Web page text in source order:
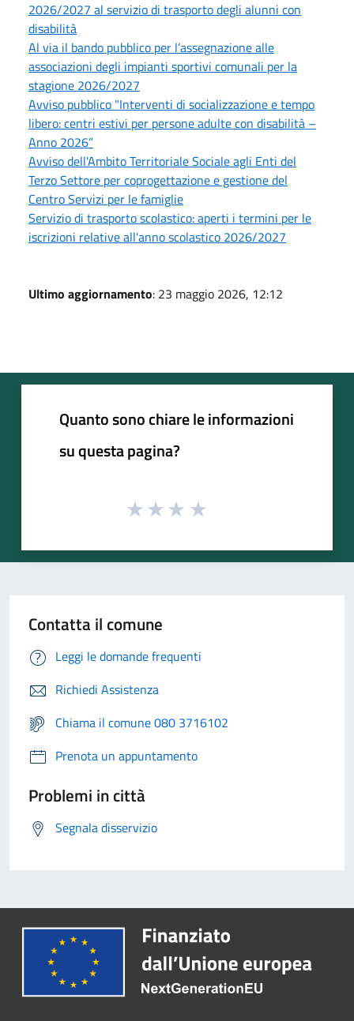
2026/2027 al servizio di trasporto degli alunni con
disabilità
Al via il bando pubblico per l’assegnazione alle
associazioni degli impianti sportivi comunali per la
stagione 2026/2027
Avviso pubblico "Interventi di socializzazione e tempo
libero: centri estivi per persone adulte con disabilità –
Anno 2026”
Avviso dell'Ambito Territoriale Sociale agli Enti del
Terzo Settore per coprogettazione e gestione del
Centro Servizi per le famiglie
Servizio di trasporto scolastico: aperti i termini per le
iscrizioni relative all'anno scolastico 2026/2027
Ultimo aggiornamento: 23 maggio 2026, 12:12
Quanto sono chiare le informazioni
su questa pagina?
Contatta il comune
Leggi le domande frequenti
Richiedi Assistenza
Chiama il comune 080 3716102
Prenota un appuntamento
Problemi in città
Segnala disservizio